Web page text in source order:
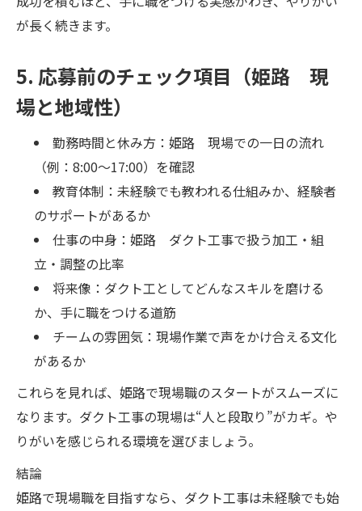
が長く続きます。
5. 応募前のチェック項目（姫路 現
場と地域性）
勤務時間と休み方：姫路 現場での一日の流れ
（例：8:00～17:00）を確認
教育体制：未経験でも教われる仕組みか、経験者
のサポートがあるか
仕事の中身：姫路 ダクト工事で扱う加工・組
立・調整の比率
将来像：ダクト工としてどんなスキルを磨ける
か、手に職をつける道筋
チームの雰囲気：現場作業で声をかけ合える文化
があるか
これらを見れば、姫路で現場職のスタートがスムーズに
なります。ダクト工事の現場は“人と段取り”がカギ。や
りがいを感じられる環境を選びましょう。
結論
姫路で現場職を目指すなら、ダクト工事は未経験でも始